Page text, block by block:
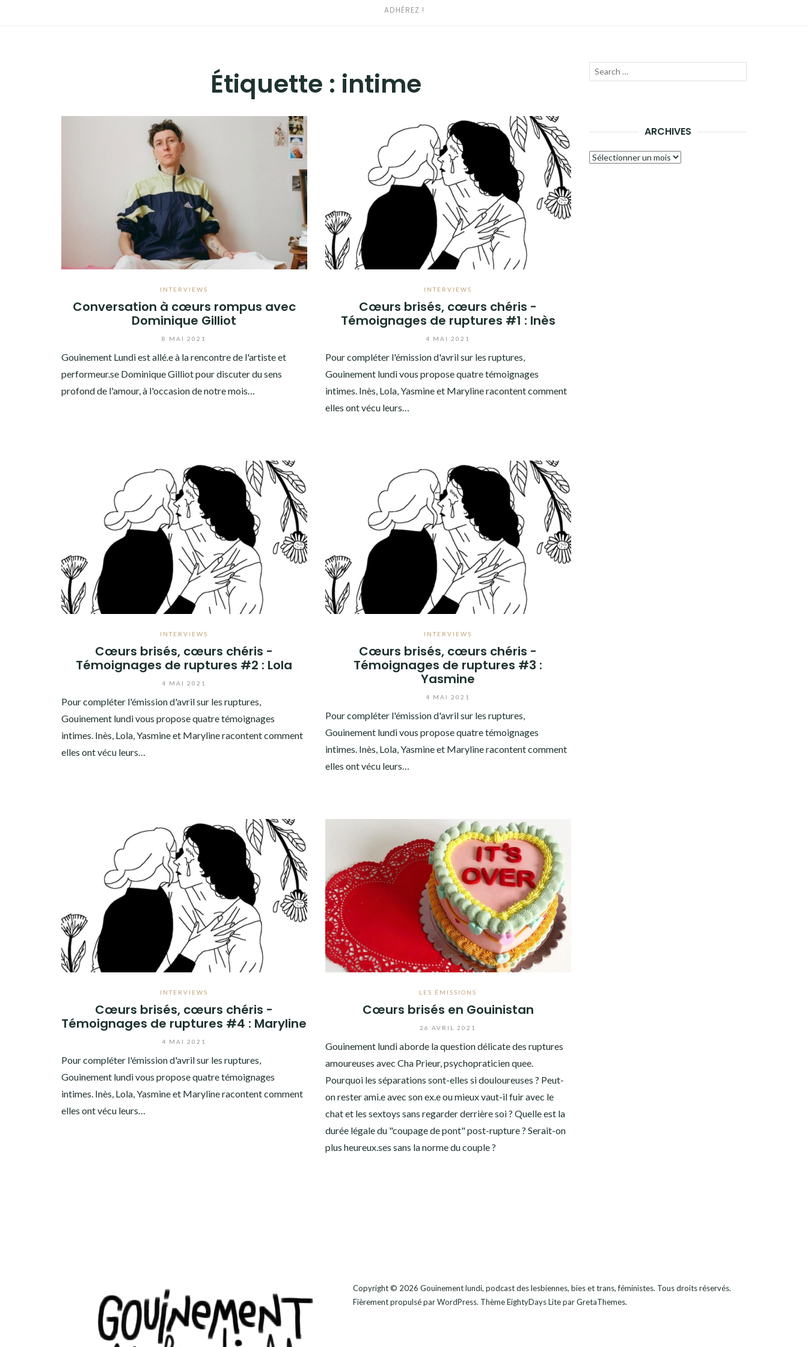
ADHÉREZ !
Étiquette : intime
INTERVIEWS
Conversation à cœurs rompus avec
Dominique Gilliot
8 MAI 2021
Gouinement Lundi est allé.e à la rencontre de l'artiste et
performeur.se Dominique Gilliot pour discuter du sens
profond de l'amour, à l'occasion de notre mois…
INTERVIEWS
Cœurs brisés, cœurs chéris -
Témoignages de ruptures #1 : Inès
4 MAI 2021
Pour compléter l'émission d'avril sur les ruptures,
Gouinement lundi vous propose quatre témoignages
intimes. Inès, Lola, Yasmine et Maryline racontent comment
elles ont vécu leurs…
INTERVIEWS
Cœurs brisés, cœurs chéris -
Témoignages de ruptures #2 : Lola
4 MAI 2021
Pour compléter l'émission d'avril sur les ruptures,
Gouinement lundi vous propose quatre témoignages
intimes. Inès, Lola, Yasmine et Maryline racontent comment
elles ont vécu leurs…
INTERVIEWS
Cœurs brisés, cœurs chéris -
Témoignages de ruptures #3 :
Yasmine
4 MAI 2021
Pour compléter l'émission d'avril sur les ruptures,
Gouinement lundi vous propose quatre témoignages
intimes. Inès, Lola, Yasmine et Maryline racontent comment
elles ont vécu leurs…
INTERVIEWS
Cœurs brisés, cœurs chéris -
Témoignages de ruptures #4 : Maryline
4 MAI 2021
Pour compléter l'émission d'avril sur les ruptures,
Gouinement lundi vous propose quatre témoignages
intimes. Inès, Lola, Yasmine et Maryline racontent comment
elles ont vécu leurs…
LES ÉMISSIONS
Cœurs brisés en Gouinistan
26 AVRIL 2021
Gouinement lundi aborde la question délicate des ruptures
amoureuses avec Cha Prieur, psychopraticien quee.
Pourquoi les séparations sont-elles si douloureuses ? Peut-
on rester ami.e avec son ex.e ou mieux vaut-il fuir avec le
chat et les sextoys sans regarder derrière soi ? Quelle est la
durée légale du "coupage de pont" post-rupture ? Serait-on
plus heureux.ses sans la norme du couple ?
Recherche
ARCHIVES
Archives
Copyright © 2026 Gouinement lundi, podcast des lesbiennes, bies et trans, féministes. Tous droits réservés.
Fièrement propulsé parWordPress. ThèmeEightyDays Litepar GretaThemes.